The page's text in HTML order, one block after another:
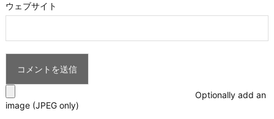
ウェブサイト
Optionally add an
image (JPEG only)